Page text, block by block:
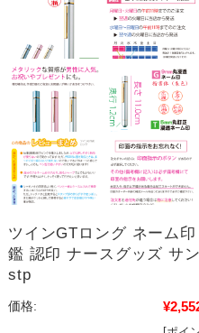
ツインGTロング ネーム
鑑 認印 ナースグッズ サ
stp
価格: